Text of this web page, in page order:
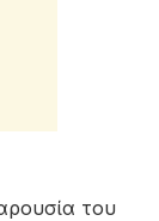
του